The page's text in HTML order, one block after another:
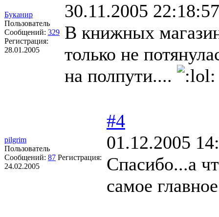
Буканир
Пользователь
Сообщений: 329
Регистрация:
28.01.2005
30.11.2005 22:18:57
В книжных
только не
на полпути....
pilgrim
Пользователь
Сообщений: 87 Регистрация:
24.02.2005
#4
01.12.2005
Спасибо...а
самое